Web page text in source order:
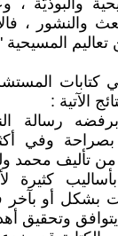
والبوذيّة
والنشور
تعاليم المسيحية
كتابات
الآتية :
رسالة
بصراحة وفي
من تأليف محمد
كثيرة
بشكل أو
يتوافق وتحقيق